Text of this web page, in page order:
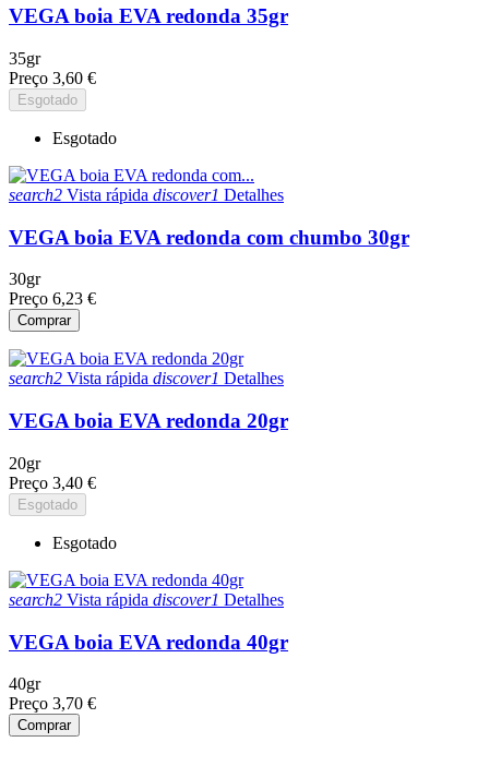
VEGA boia EVA redonda 35gr
35gr
Preço 3,60 €
Esgotado
Esgotado
search2 Vista rápida discover1 Detalhes
VEGA boia EVA redonda com chumbo 30gr
30gr
Preço 6,23 €
Comprar
search2 Vista rápida discover1 Detalhes
VEGA boia EVA redonda 20gr
20gr
Preço 3,40 €
Esgotado
Esgotado
search2 Vista rápida discover1 Detalhes
VEGA boia EVA redonda 40gr
40gr
Preço 3,70 €
Comprar